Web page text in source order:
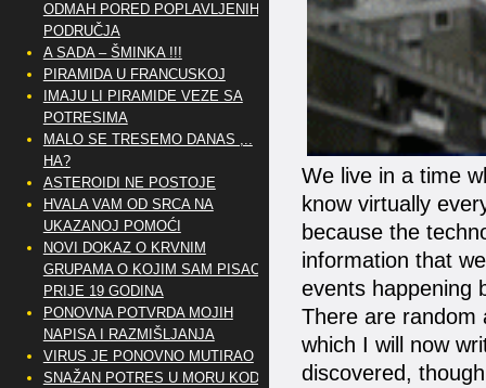
We live in a time
know virtually
because the
information that
events happening
There are random
which I will now
discovered,
ODMAH PORED POPLAVLJENIH
PODRUČJA
A SADA – ŠMINKA !!!
PIRAMIDA U FRANCUSKOJ
IMAJU LI PIRAMIDE VEZE SA
POTRESIMA
MALO SE TRESEMO DANAS ,..
HA?
ASTEROIDI NE POSTOJE
HVALA VAM OD SRCA NA
UKAZANOJ POMOĆI
NOVI DOKAZ O KRVNIM
GRUPAMA O KOJIM SAM PISAO
PRIJE 19 GODINA
PONOVNA POTVRDA MOJIH
NAPISA I RAZMIŠLJANJA
VIRUS JE PONOVNO MUTIRAO
SNAŽAN POTRES U MORU KOD